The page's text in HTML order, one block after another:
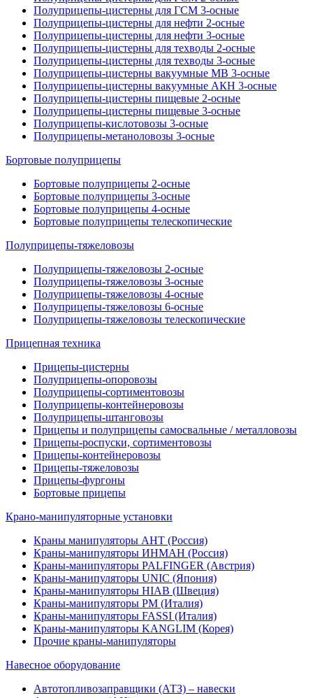
Полуприцепы-цистерны для ГСМ 3-осные
Полуприцепы-цистерны для нефти 2-осные
Полуприцепы-цистерны для нефти 3-осные
Полуприцепы-цистерны для техводы 2-осные
Полуприцепы-цистерны для техводы 3-осные
Полуприцепы-цистерны вакуумные МВ 3-осные
Полуприцепы-цистерны вакуумные АКН 3-осные
Полуприцепы-цистерны пищевые 2-осные
Полуприцепы-цистерны пищевые 3-осные
Полуприцепы-кислотовозы 3-осные
Полуприцепы-метаноловозы 3-осные
Бортовые полуприцепы
Бортовые полуприцепы 2-осные
Бортовые полуприцепы 3-осные
Бортовые полуприцепы 4-осные
Бортовые полуприцепы телескопические
Полуприцепы-тяжеловозы
Полуприцепы-тяжеловозы 2-осные
Полуприцепы-тяжеловозы 3-осные
Полуприцепы-тяжеловозы 4-осные
Полуприцепы-тяжеловозы 6-осные
Полуприцепы-тяжеловозы телескопические
Прицепная техника
Прицепы-цистерны
Полуприцепы-опоровозы
Полуприцепы-сортиментовозы
Полуприцепы-контейнеровозы
Полуприцепы-штанговозы
Прицепы и полуприцепы самосвальные / металловозы
Прицепы-роспуски, сортиментовозы
Прицепы-контейнеровозы
Прицепы-тяжеловозы
Прицепы-фургоны
Бортовые прицепы
Крано-манипуляторные установки
Краны манипуляторы АНТ (Россия)
Краны-манипуляторы ИНМАН (Россия)
Краны-манипуляторы PALFINGER (Австрия)
Краны-манипуляторы UNIC (Япония)
Краны-манипуляторы HIAB (Швеция)
Краны-манипуляторы PM (Италия)
Краны-манипуляторы FASSI (Италия)
Краны-манипуляторы KANGLIM (Корея)
Прочие краны-манипуляторы
Навесное оборудование
Автотопливозаправщики (АТЗ) – навески